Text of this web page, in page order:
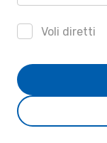
Voli diretti